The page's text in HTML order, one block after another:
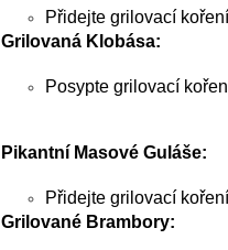
Přidejte grilovací
Grilovaná Klobása:
Posypte grilovací
Pikantní Masové Guláše:
Přidejte grilovací
Grilované Brambory: